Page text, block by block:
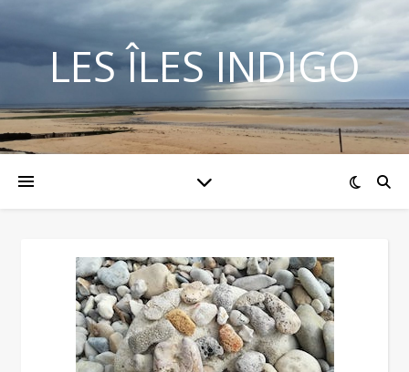
LES ÎLES INDIGO